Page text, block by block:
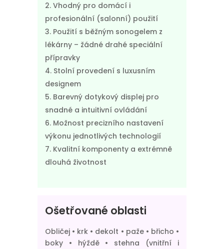
Vhodný pro domácí i
profesionální (salonní) použití
Použití s běžným sonogelem z
lékárny – žádné drahé speciální
přípravky
Stolní provedení s luxusním
designem
Barevný dotykový displej pro
snadné a intuitivní ovládání
Možnost precizního nastavení
výkonu jednotlivých technologií
Kvalitní komponenty a extrémně
dlouhá životnost
Ošetřované oblasti
Obličej • krk • dekolt • paže • břicho •
boky • hýždě • stehna (vnitřní i